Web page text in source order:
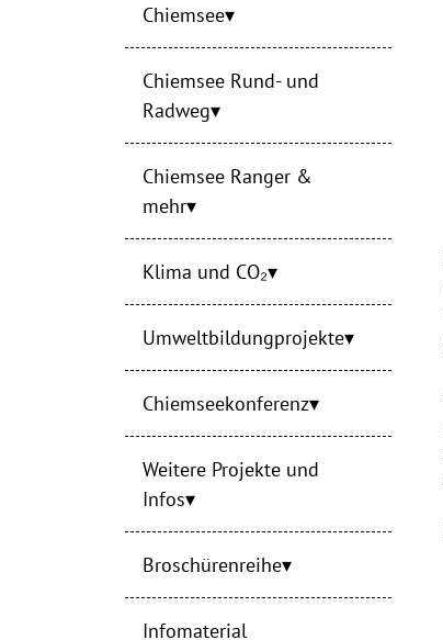
Chiemsee
Chiemsee Rund- und
Radweg
Chiemsee Ranger &
mehr
Klima und CO₂
Umweltbildungprojekte
Chiemseekonferenz
Weitere Projekte und
Infos
Broschürenreihe
Infomaterial